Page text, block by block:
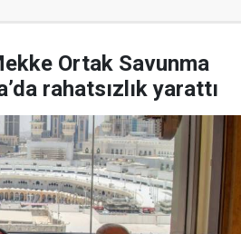
Ortak Savunma
rahatsızlık yarattı